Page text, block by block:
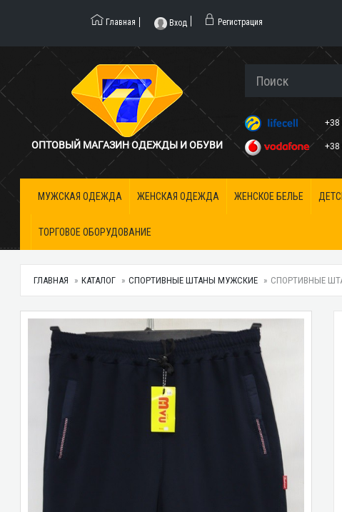
Главная Вход Регистрация
ОПТОВЫЙ МАГАЗИН ОДЕЖДЫ И ОБУВИ
+38
+38
МУЖСКАЯ ОДЕЖДА ЖЕНСКАЯ ОДЕЖДА ЖЕНСКОЕ БЕЛЬЕ
ТОРГОВОЕ ОБОРУДОВАНИЕ
ГЛАВНАЯ КАТАЛОГ СПОРТИВНЫЕ ШТАНЫ МУЖСКИЕ СПОРТИВНЫЕ